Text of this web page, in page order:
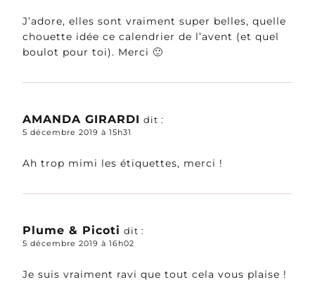
J’adore, elles sont vraiment super belles, quelle
chouette idée ce calendrier de l’avent (et quel
boulot pour toi). Merci 🙂
AMANDA GIRARDI dit :
5 décembre 2019 à 15h31
Ah trop mimi les étiquettes, merci !
Plume & Picoti dit :
5 décembre 2019 à 16h02
Je suis vraiment ravi que tout cela vous plaise !